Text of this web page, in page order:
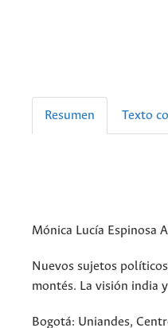
Resumen Texto
Mónica Lucía Espinosa
Nuevos sujetos
montés. La visión india
Bogotá: Uniandes,